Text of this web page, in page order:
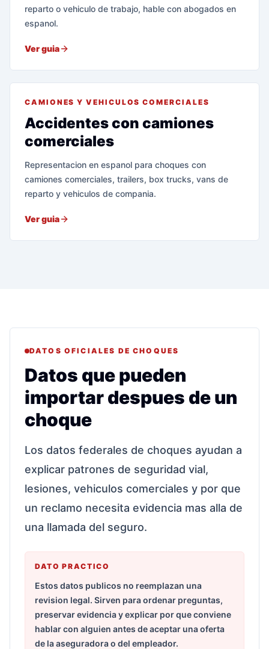
reparto o vehiculo de trabajo, hable con abogados en
espanol.
Ver guia
CAMIONES Y VEHICULOS COMERCIALES
Accidentes con camiones
comerciales
Representacion en espanol para choques con
camiones comerciales, trailers, box trucks, vans de
reparto y vehiculos de compania.
Ver guia
DATOS OFICIALES DE CHOQUES
Datos que pueden
importar despues de un
choque
Los datos federales de choques ayudan a
explicar patrones de seguridad vial,
lesiones, vehiculos comerciales y por que
un reclamo necesita evidencia mas alla de
una llamada del seguro.
DATO PRACTICO
Estos datos publicos no reemplazan una
revision legal. Sirven para ordenar preguntas,
preservar evidencia y explicar por que conviene
hablar con alguien antes de aceptar una oferta
de la aseguradora o del empleador.